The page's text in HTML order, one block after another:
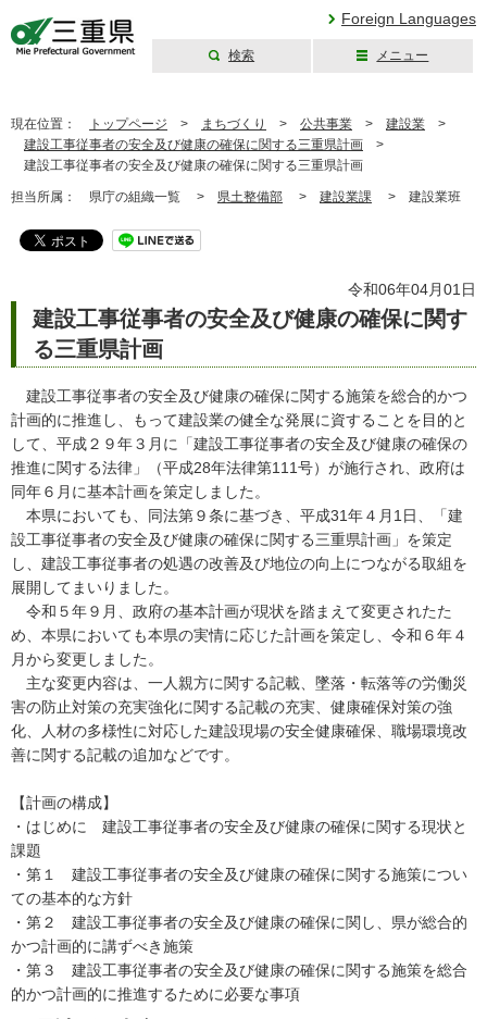
Foreign Languages
検索 メニュー
現在位置： トップページ > まちづくり > 公共事業 > 建設業 >
建設工事従事者の安全及び健康の確保に関する三重県計画 >
建設工事従事者の安全及び健康の確保に関する三重県計画
担当所属： 県庁の組織一覧 > 県土整備部 > 建設業課 > 建設業班
令和06年04月01日
建設工事従事者の安全及び健康の確保に関す
る三重県計画
建設工事従事者の安全及び健康の確保に関する施策を総合的かつ
計画的に推進し、もって建設業の健全な発展に資することを目的と
して、平成２９年３月に「建設工事従事者の安全及び健康の確保の
推進に関する法律」（平成28年法律第111号）が施行され、政府は
同年６月に基本計画を策定しました。
本県においても、同法第９条に基づき、平成31年４月1日、「建
設工事従事者の安全及び健康の確保に関する三重県計画」を策定
し、建設工事従事者の処遇の改善及び地位の向上につながる取組を
展開してまいりました。
令和５年９月、政府の基本計画が現状を踏まえて変更されたた
め、本県においても本県の実情に応じた計画を策定し、令和６年４
月から変更しました。
主な変更内容は、一人親方に関する記載、墜落・転落等の労働災
害の防止対策の充実強化に関する記載の充実、健康確保対策の強
化、人材の多様性に対応した建設現場の安全健康確保、職場環境改
善に関する記載の追加などです。
【計画の構成】
・はじめに 建設工事従事者の安全及び健康の確保に関する現状と
課題
・第１ 建設工事従事者の安全及び健康の確保に関する施策につい
ての基本的な方針
・第２ 建設工事従事者の安全及び健康の確保に関し、県が総合的
かつ計画的に講ずべき施策
・第３ 建設工事従事者の安全及び健康の確保に関する施策を総合
的かつ計画的に推進するために必要な事項